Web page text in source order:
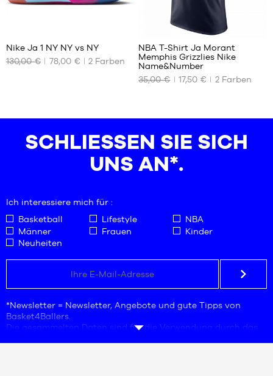
UNSERE
47.5
51.5
52.5
Nike Ja 1 NY NY vs NY
130,00 €
78,00 € 2 Farben
UNSERE
GRÖSSEN
M
L
XL
XXL
NBA T-Shirt Ja Morant
Memphis Grizzlies Nike
Name&Number
35,00 €
17,50 € 2Farben
SCHLIESSEN SIE SICH U
NS AN*.
Ich interessiere mich für :
Basketball
Lifestyle
NBA
Männer
Frauen
Kinder
Neuheiten
*Newsletter = Newsletter, Angebote und gute Tipps von
Basket4Ballers.
Die gesammelten Daten sind für die Verwendung durch das